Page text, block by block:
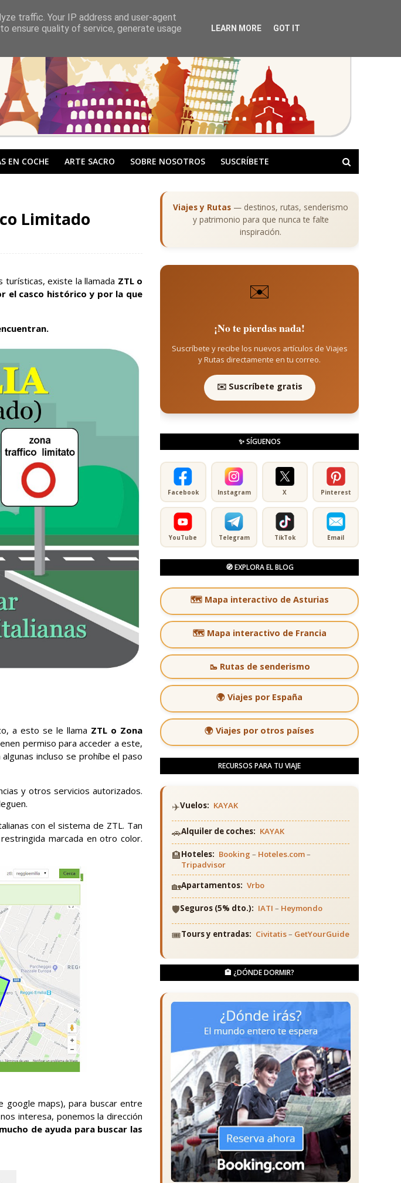
EN COCHE ARTE SACRO SOBRE NOSOTROS SUSCRÍBETE
Limitado
turísticas, existe la llamada ZTL o
el casco histórico y por la que
a esto se le llama ZTL o Zona
permiso para acceder a este,
incluso se prohíbe el paso
y otros servicios autorizados.
con el sistema de ZTL. Tan
marcada en otro color.
google maps), para buscar entre
interesa, ponemos la dirección
de ayuda para buscar las
Viajes y Rutas — destinos, rutas, senderismo
y patrimonio para que nunca te falte
inspiración.
✉️
¡No te pierdas nada!
Suscríbete y recibe los nuevos artículos de Viajes
y Rutas directamente en tu correo.
✉️ Suscríbete gratis
✨ SÍGUENOS
Facebook Instagram X Pinterest
YouTube Telegram TikTok Email
🧭 EXPLORA EL BLOG
🗺️ Mapa interactivo de Asturias
🗺️ Mapa interactivo de Francia
🥾 Rutas de senderismo
🌍 Viajes por España
🌍 Viajes por otros países
RECURSOS PARA TU VIAJE
✈️Vuelos: KAYAK
🚗Alquiler de coches: KAYAK
🏨Hoteles: Booking – Hoteles.com–
Tripadvisor
🏡Apartamentos: Vrbo
🛡️Seguros (5% dto.): IATI – Heymondo
🎟️Tours y entradas: Civitatis– GetYourGuide
🏨 ¿DÓNDE DORMIR?
traffic. Your IP address and user-agent
ensure quality of service, generate usage
LEARN MORE GOT IT